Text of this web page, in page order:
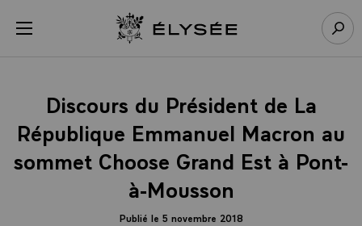
menu Retour à l’accueil Élysée
Discours du Président de La
République Emmanuel Macron au
sommet Choose Grand Est à Pont-
à-Mousson
Publié le 5 novembre 2018
Panneau de gestion des cookies